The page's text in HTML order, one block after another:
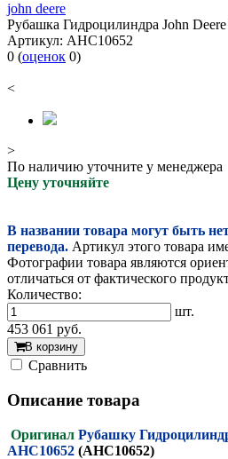
john deere
Рубашка Гидроцилиндра John
Артикул: AHC10652
0 (оценок 0)
<
>
По наличию уточните у менеджера
Цену уточняйте
В названии товара могут быть
перевода. Артикул этого товара
Фотографии товара являются
отличаться от фактического
Количество:
шт.
453 061 руб.
В корзину
Cравнить
Описание товара
Оригинал Рубашку
AHC10652 (AHC10652)